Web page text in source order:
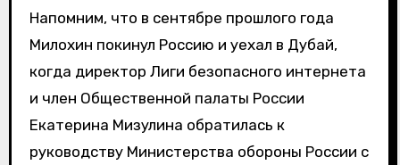
Напомним, что в сентябре прошлого года
Милохин покинул Россию и уехал в Дубай,
когда директор Лиги безопасного интернета
и член Общественной палаты России
Екатерина Мизулина обратилась к
руководству Министерства обороны России с